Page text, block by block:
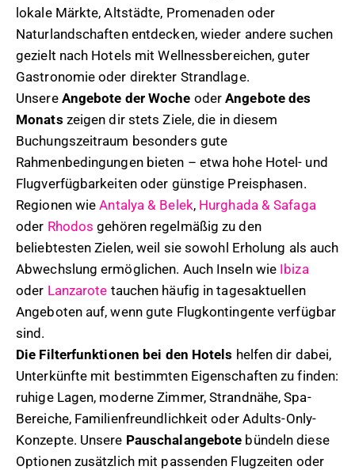
lokale Märkte, Altstädte, Promenaden oder
Naturlandschaften entdecken, wieder andere suchen
gezielt nach Hotels mit Wellnessbereichen, guter
Gastronomie oder direkter Strandlage.
Unsere Angebote der Woche oderAngebote des
Monats zeigen dir stets Ziele, die in diesem
Buchungszeitraum besonders gute
Rahmenbedingungen bieten – etwa hohe Hotel- und
Flugverfügbarkeiten oder günstige Preisphasen.
Regionen wieAntalya & Belek, Hurghada & Safaga
oder Rhodos gehören regelmäßig zu den
beliebtesten Zielen, weil sie sowohl Erholung als auch
Abwechslung ermöglichen. Auch Inseln wie Ibiza
oder Lanzarote tauchen häufig in tagesaktuellen
Angeboten auf, wenn gute Flugkontingente verfügbar
sind.
Die Filterfunktionen bei den Hotels helfen dir dabei,
Unterkünfte mit bestimmten Eigenschaften zu finden:
ruhige Lagen, moderne Zimmer, Strandnähe, Spa-
Bereiche, Familienfreundlichkeit oder Adults-Only-
Konzepte. Unsere Pauschalangebote bündeln diese
Optionen zusätzlich mit passenden Flugzeiten oder